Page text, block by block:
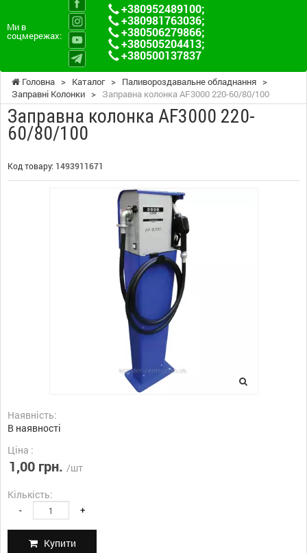
Ми в
соцмережах:
+380952489100;
+380981763036;
+380506279866;
+380505204413;
+380500137837
Головна > Каталог > Паливороздавальне обладнання >
Заправні Колонки > Заправна колонка AF3000 220-60/80/100
Заправна колонка AF3000 220-
60/80/100
Код товару: 1493911671
Наявність:
В наявності
Ціна :
1,00 грн. /шт
Кількість:
- +
Купити